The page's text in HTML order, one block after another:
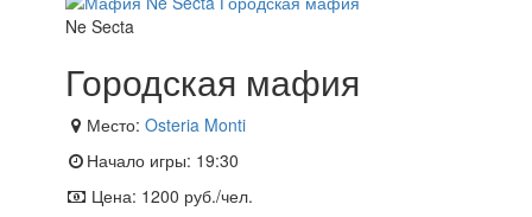
Ne Secta
Городская мафия
Место: Osteria Monti
Начало игры: 19:30
Цена: 1200 руб./чел.